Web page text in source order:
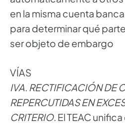
en la misma cuenta
para determinar qué
ser objeto de embargo
VÍAS
IVA. RECTIFICACIÓN DE
REPERCUTIDAS EN
CRITERIO. El TEAC